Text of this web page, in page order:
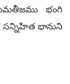
భంగి
సన్నిహిత భానుని